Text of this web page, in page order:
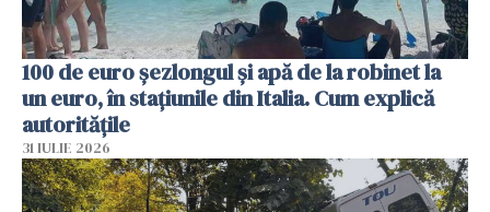
100 de euro șezlongul și apă de la robinet la
un euro, în stațiunile din Italia. Cum explică
autoritățile
31 IULIE 2026